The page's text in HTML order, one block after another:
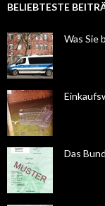
BELIEBTESTE
Was Sie
Das